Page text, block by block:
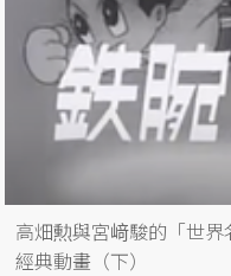
高畑勲與宮﨑駿的「世
經典動畫（下）